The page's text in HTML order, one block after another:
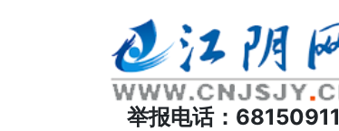
举报电话：68150911